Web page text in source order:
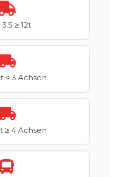
≥ 12t
≤ 3 Achsen
≥ 4 Achsen